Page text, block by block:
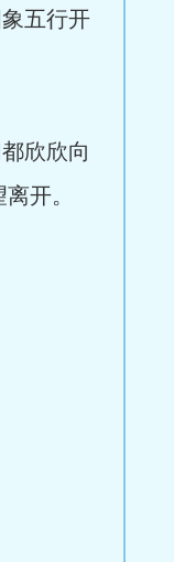
五行开
欣欣向
开。